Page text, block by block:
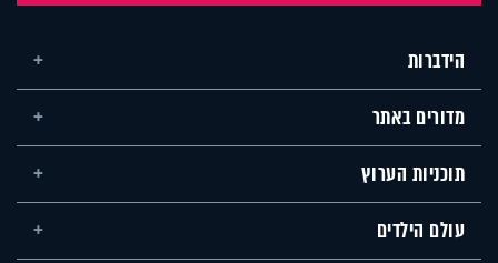
הידברות
מדורים באתר
תוכניות הערוץ
עולם הילדים